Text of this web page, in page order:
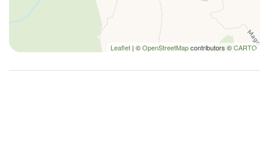
Leaflet | ©OpenStreetMapcontributors ©CARTO